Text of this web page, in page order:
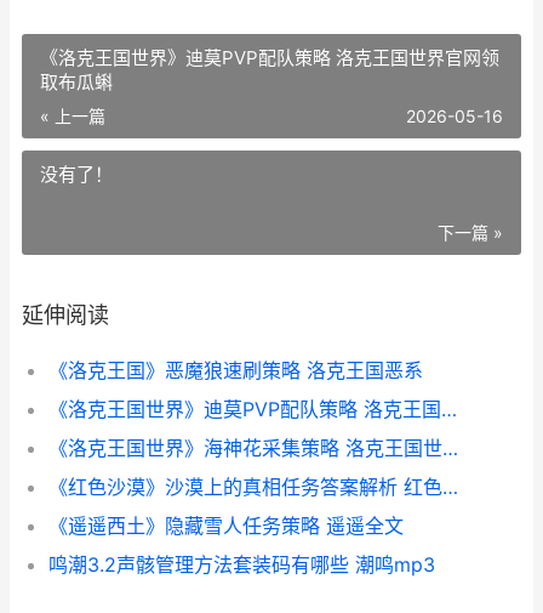
《洛克王国世界》迪莫PVP配队策略 洛克王国世界官网领
取布瓜蝌
« 上一篇 2026-05-16
没有了！
下一篇 »
延伸阅读
《洛克王国》恶魔狼速刷策略 洛克王国恶系
《洛克王国世界》迪莫PVP配队策略 洛克王国世界官网领取布瓜蝌
《洛克王国世界》海神花采集策略 洛克王国世界兑换码
《红色沙漠》沙漠上的真相任务答案解析 红色沙漠沙牙盗贼团长
《遥遥西土》隐藏雪人任务策略 遥遥全文
鸣潮3.2声骸管理方法套装码有哪些 潮鸣mp3